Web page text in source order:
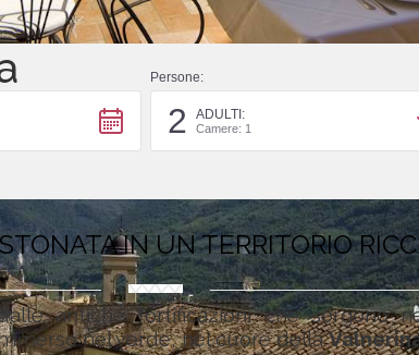
e gli altri pasti
Persone:
2 ADULTI:
Camere: 1
IN UN TERRITORIO
antiche fortificazioni che sorgono
nel verde, nel cuore della